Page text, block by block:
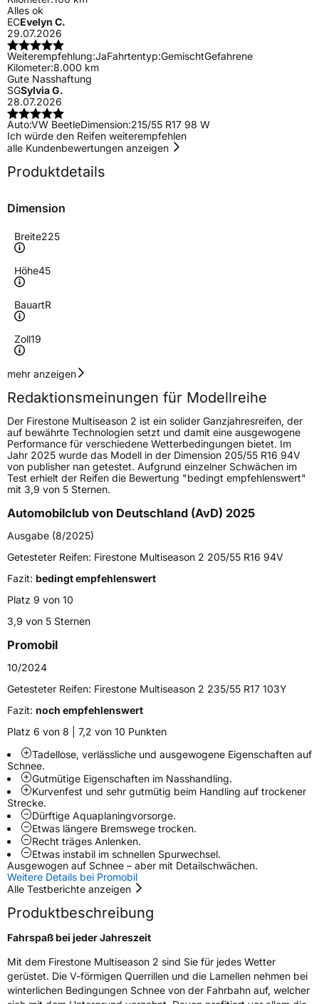
Alles ok
ECEvelyn C.
29.07.2026
Weiterempfehlung:JaFahrtentyp:GemischtGefahrene
Kilometer:8.000 km
Gute Nasshaftung
SGSylvia G.
28.07.2026
Auto:VW BeetleDimension:215/55 R17 98 W
Ich würde den Reifen weiterempfehlen
alle Kundenbewertungen anzeigen
Produktdetails
Dimension
Breite225
Höhe45
BauartR
Zoll19
Geschwindigkeitsindex
Höchstgeschwindigkeit
240 km/h
Lastindex96
Höchstlast710 kg
Gewicht (in kg)12,371 kg
Generelle Merkmale
FahrzeugtypPKW
VerwendungGanzjahresreifen
ModellnameMultiseason 2
FahrzeugartPKW & SUV
Weitere Eigenschaften
Schlauchtyp
ZustandNeureifen
M+S
Verstärkt
Felgenschutz
EU Label
EffizienzC
Nasshaftung
Rollgeräusch (Klasse)B
Rollgeräusch (dB)72
FahrzeugklasseC1
mehr anzeigen
Redaktionsmeinungen für Modellreihe
Der Firestone Multiseason 2 ist ein solider Ganzjahresreifen, der
auf bewährte Technologien setzt und damit eine ausgewogene
Performance für verschiedene Wetterbedingungen bietet. Im
Jahr 2025 wurde das Modell in der Dimension 205/55 R16 94V
von publisher nan getestet. Aufgrund einzelner Schwächen im
Test erhielt der Reifen die Bewertung "bedingt empfehlenswert"
mit 3,9 von 5 Sternen.
Automobilclub von Deutschland (AvD) 2025
Ausgabe (8/2025)
Getesteter Reifen: Firestone Multiseason 2 205/55 R16 94V
Fazit: bedingt empfehlenswert
Platz 9 von 10
3,9 von 5 Sternen
Promobil
10/2024
Getesteter Reifen: Firestone Multiseason 2 235/55 R17 103Y
Fazit: noch empfehlenswert
Platz 6 von 8 | 7,2 von 10 Punkten
Tadellose, verlässliche und ausgewogene Eigenschaften auf
Schnee.
Gutmütige Eigenschaften im Nasshandling.
Kurvenfest und sehr gutmütig beim Handling auf trockener
Strecke.
Dürftige Aquaplaningvorsorge.
Etwas längere Bremswege trocken.
Recht träges Anlenken.
Etwas instabil im schnellen Spurwechsel.
Ausgewogen auf Schnee – aber mit Detailschwächen.
Weitere Details bei Promobil
Alle Testberichte anzeigen
Produktbeschreibung
Fahrspaß bei jeder Jahreszeit
Mit dem Firestone Multiseason 2 sind Sie für jedes Wetter
gerüstet. Die V-förmigen Querrillen und die Lamellen nehmen bei
winterlichen Bedingungen Schnee von der Fahrbahn auf, welcher